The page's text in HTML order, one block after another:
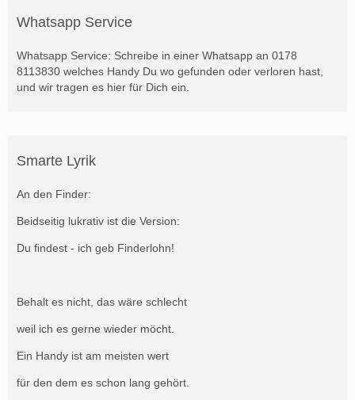
Whatsapp Service
Whatsapp Service: Schreibe in einer Whatsapp an 0178
8113830 welches Handy Du wo gefunden oder verloren hast,
und wir tragen es hier für Dich ein.
Smarte Lyrik
An den Finder:
Beidseitig lukrativ ist die Version:
Du findest - ich geb Finderlohn!
Behalt es nicht, das wäre schlecht
weil ich es gerne wieder möcht.
Ein Handy ist am meisten wert
für den dem es schon lang gehört.